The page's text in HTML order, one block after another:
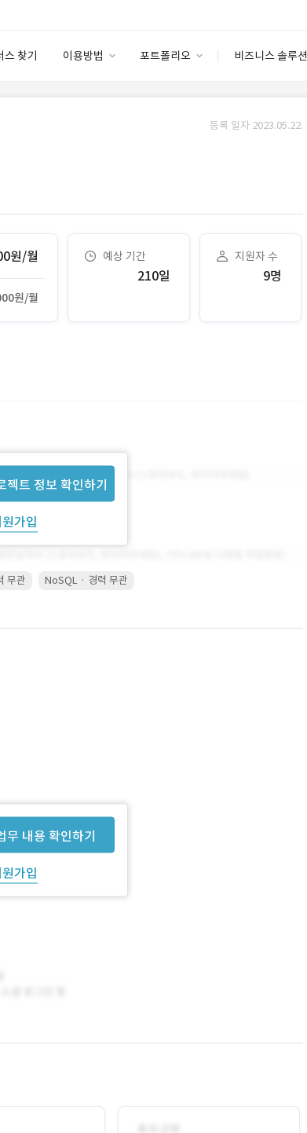
스 찾기 이용방법 포트폴리오 비즈니스 솔루션
안심 코드 케어
등록 일자 2023.05.22.
원/월
원/월
예상 기간
210일
지원자 수
9명
젝트 정보 확인하기
가입
무관 NoSQL · 경력 무관
무 내용 확인하기
가입